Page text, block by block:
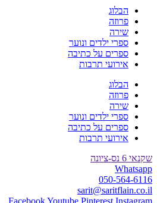
הבלוג
פרוזה
שירה
ספרי ילדים ונוער
ספרים על כתיבה
אירועי תרבות
הבלוג
פרוזה
שירה
ספרי ילדים ונוער
ספרים על כתיבה
אירועי תרבות
שקנאי 6 נס-ציונה
Whatsapp
050-564-6116
sarit@saritflain.co.il
FacebookYoutube Pinterest Instagram